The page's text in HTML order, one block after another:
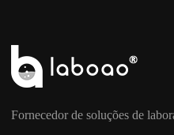
Fornecedor de soluções de